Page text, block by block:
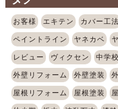
お客様 エキテン カバー工法
ペイントライン ヤネカベ
レビュー ヴィクセン 中学校
外壁リフォーム 外壁塗装
屋根リフォーム 屋根塗装